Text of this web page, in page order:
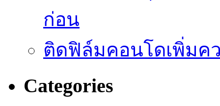
ก่อน
ติดฟิล์มคอนโดเพิ่มค
Categories